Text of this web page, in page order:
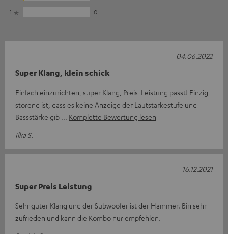
1
0
Super Klang, klein schick
Einfach einzurichten, super Klang, Preis-Leistung passt! Einzig
störend ist, dass es keine Anzeige der Lautstärkestufe und
Bassstärke gib
Komplette Bewertung lesen
Ilka S.
04.06.2022
Super Preis Leistung
Sehr guter Klang und der Subwoofer ist der Hammer. Bin sehr
zufrieden und kann die Kombo nur empfehlen.
16.12.2021